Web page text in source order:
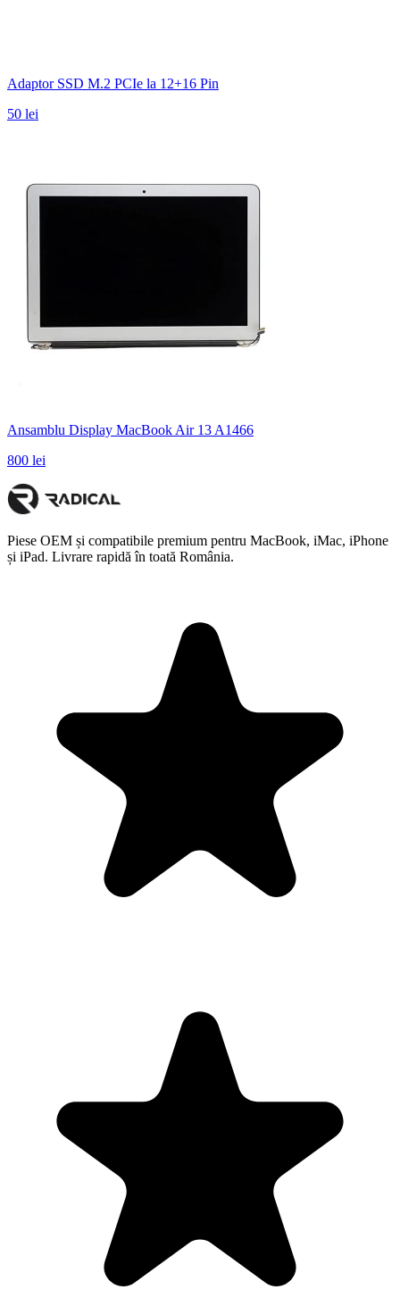
Adaptor SSD M.2 PCIe la 12+16 Pin
50 lei
Ansamblu Display MacBook Air 13 A1466
800 lei
Piese OEM și compatibile premium pentru MacBook, iMac, iPhone
și iPad. Livrare rapidă în toată România.